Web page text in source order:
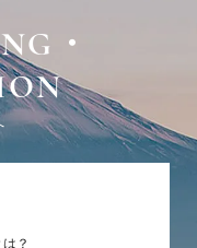
・
？